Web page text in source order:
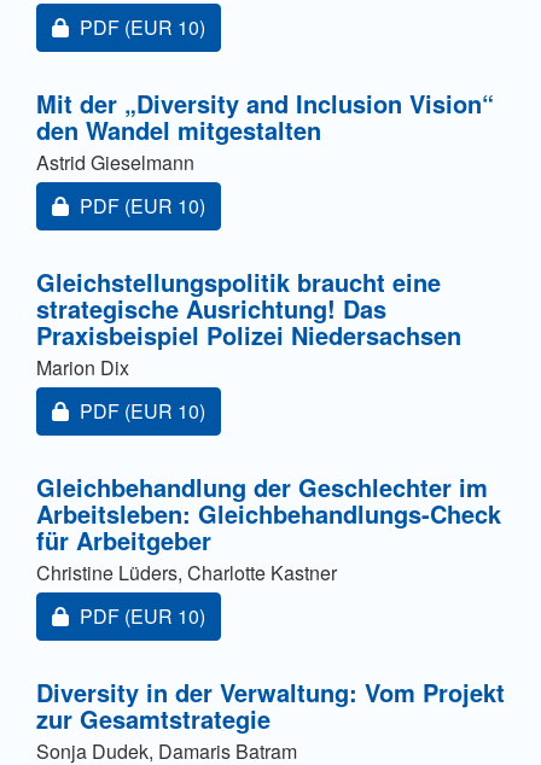
Zugang für Abonnent/innen oder durch Zahlung einer
PDF (EUR 10)
Mit der „Diversity and Inclusion Vision“
den Wandel mitgestalten
Astrid Gieselmann
Zugang für Abonnent/innen oder durch Zahlung einer
PDF (EUR 10)
Gleichstellungspolitik braucht eine
strategische Ausrichtung! Das
Praxisbeispiel Polizei Niedersachsen
Marion Dix
Zugang für Abonnent/innen oder durch Zahlung einer
PDF (EUR 10)
Gleichbehandlung der Geschlechter im
Arbeitsleben: Gleichbehandlungs-Check
für Arbeitgeber
Christine Lüders, Charlotte Kastner
Zugang für Abonnent/innen oder durch Zahlung einer
PDF (EUR 10)
Diversity in der Verwaltung: Vom Projekt
zur Gesamtstrategie
Sonja Dudek, Damaris Batram